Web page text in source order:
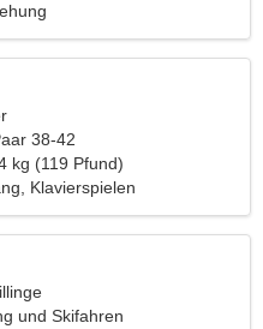
38-42
kg (119 Pfund)
Klavierspielen
und Skifahren